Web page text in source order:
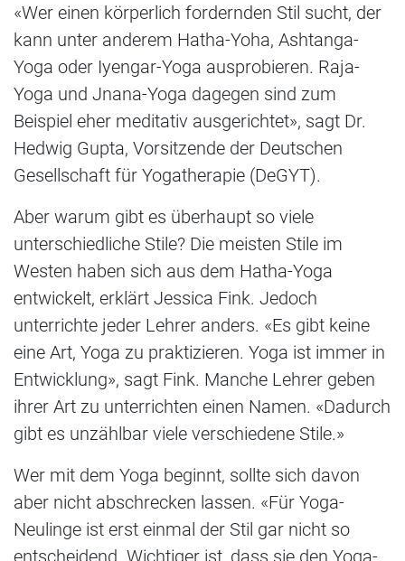
«Wer einen körperlich fordernden Stil sucht, der
kann unter anderem Hatha-Yoha, Ashtanga-
Yoga oder Iyengar-Yoga ausprobieren. Raja-
Yoga und Jnana-Yoga dagegen sind zum
Beispiel eher meditativ ausgerichtet», sagt Dr.
Hedwig Gupta, Vorsitzende der Deutschen
Gesellschaft für Yogatherapie (DeGYT).
Aber warum gibt es überhaupt so viele
unterschiedliche Stile? Die meisten Stile im
Westen haben sich aus dem Hatha-Yoga
entwickelt, erklärt Jessica Fink. Jedoch
unterrichte jeder Lehrer anders. «Es gibt keine
eine Art, Yoga zu praktizieren. Yoga ist immer in
Entwicklung», sagt Fink. Manche Lehrer geben
ihrer Art zu unterrichten einen Namen. «Dadurch
gibt es unzählbar viele verschiedene Stile.»
Wer mit dem Yoga beginnt, sollte sich davon
aber nicht abschrecken lassen. «Für Yoga-
Neulinge ist erst einmal der Stil gar nicht so
entscheidend. Wichtiger ist, dass sie den Yoga-